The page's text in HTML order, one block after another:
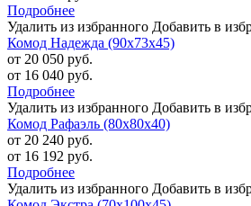
Подробнее
Удалить из избранного Добавить в
Комод Надежда (90х73х45)
от 20 050 руб.
от 16 040 руб.
Подробнее
Удалить из избранного Добавить в
Комод Рафаэль (80х80х40)
от 20 240 руб.
от 16 192 руб.
Подробнее
Удалить из избранного Добавить в